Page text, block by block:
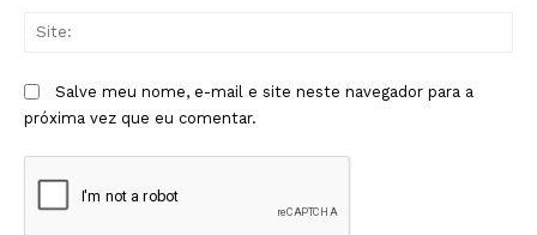
Salve meu nome, e-mail e site neste navegador para a
próxima vez que eu comentar.